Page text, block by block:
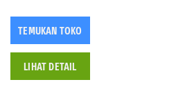
TEMUKAN TOKO
LIHAT DETAIL